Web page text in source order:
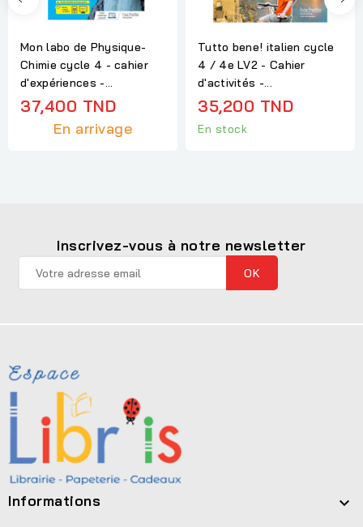
Mon labo de Physique-
Chimie cycle 4 - cahier
d'expériences -...
37,400 TND
En arrivage
Tutto bene! italien cycle
4 / 4e LV2 - Cahier
d'activités -...
35,200 TND
En stock
Inscrivez-vous à notre newsletter
Informations 